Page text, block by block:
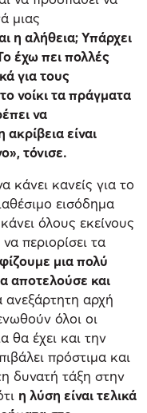
μιας
η αλήθεια; Υπάρχει
έχω πει πολλές
για τους
νοίκι τα πράγματα
να
είναι
τόνισε.
κάνει κανείς για το
εισόδημα
όλους εκείνους
περιορίσει τα
μια πολύ
αποτελούσε και
ανεξάρτητη αρχή
όλοι οι
θα έχει και την
πρόστιμα και
δυνατή τάξη στην
η λύση είναι τελικά